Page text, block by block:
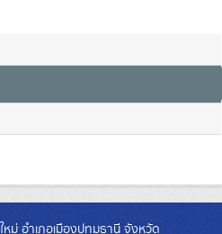
ม่ อำเภอเมืองปทุมธานี จังหวัด